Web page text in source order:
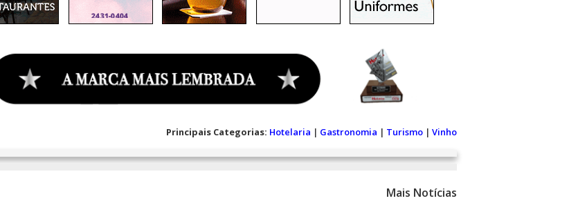
Principais Categorias: Hotelaria | Gastronomia | Turismo | Vinho
Mais Notícias